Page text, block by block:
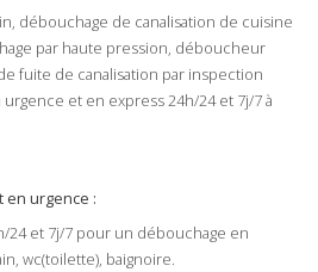
, débouchage de canalisation de cuisine
par haute pression, déboucheur
fuite de canalisation par inspection
urgence et en express24h/24et 7j/7à
en urgence :
24et 7j/7 pour un débouchage en
wc(toilette), baignoire